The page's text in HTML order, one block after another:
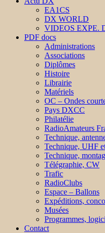
EA1CS
DX WORLD
VIDEOS EXPE.
PDF docs
Administrations
Associations
Diplômes
Histoire
Librairie
Matériels
OC – Ondes
Pays DXCC
Philatélie
RadioAmateurs
Technique,
Technique, UHF
Technique,
Télégraphie, CW
Trafic
RadioClubs
Espace – Ballons
Expéditions,
Musées
Programmes,
Contact